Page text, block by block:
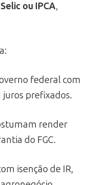
ou IPCA,
federal com
prefixados.
render
do FGC.
isenção de IR,